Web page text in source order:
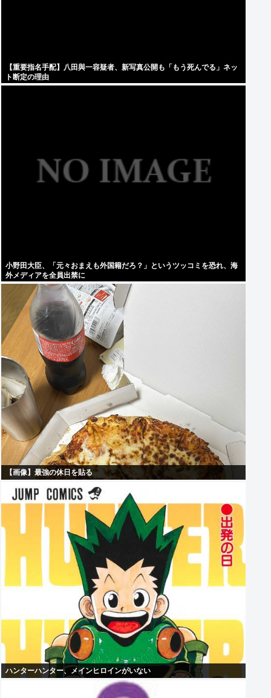
【重要指名手配】八田與一容疑者、新写真公開も「もう死んでる」ネッ
ト断定の理由
小野田大臣、「元々おまえも外国籍だろ？」というツッコミを恐れ、海
外メディアを全員出禁に
【画像】最強の休日を貼る
ハンターハンター、メインヒロインがいない